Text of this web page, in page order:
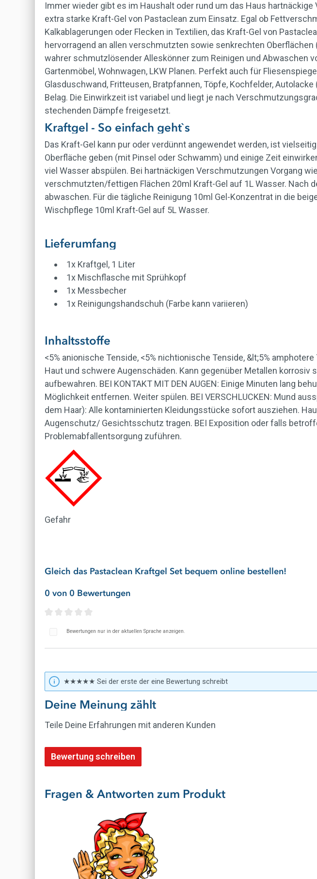
Immer wieder gibt es im Haushalt oder rund um das Haus
extra starke Kraft-Gel von Pastaclean zum Einsatz. Egal ob
Kalkablagerungen oder Flecken in Textilien, das Kraft-Gel von
hervorragend an allen verschmutzten sowie senkrechten
wahrer schmutzlösender Alleskönner zum Reinigen und Abwaschen
Gartenmöbel, Wohnwagen, LKW Planen. Perfekt auch für
Glasduschwand, Fritteusen, Bratpfannen, Töpfe, Kochfelder,
Belag. Die Einwirkzeit ist variabel und liegt je nach
stechenden Dämpfe freigesetzt.
Kraftgel - So einfach geht`s
Das Kraft-Gel kann pur oder verdünnt angewendet werden, ist
Oberfläche geben (mit Pinsel oder Schwamm) und einige Zeit
viel Wasser abspülen. Bei hartnäckigen Verschmutzungen Vorgang
verschmutzten/fettigen Flächen 20ml Kraft-Gel auf 1L Wasser. Nach
abwaschen. Für die tägliche Reinigung 10ml Gel-Konzentrat in die
Wischpflege 10ml Kraft-Gel auf 5L Wasser.
Lieferumfang
1x Kraftgel, 1 Liter
1x Mischflasche mit Sprühkopf
1x Messbecher
1x Reinigungshandschuh (Farbe kann variieren)
Inhaltsstoffe
<5% anionische Tenside, <5% nichtionische Tenside, &lt;5%
Haut und schwere Augenschäden. Kann gegenüber Metallen korrosiv
aufbewahren. BEI KONTAKT MIT DEN AUGEN: Einige Minuten lang
Möglichkeit entfernen. Weiter spülen. BEI VERSCHLUCKEN: Mund
dem Haar): Alle kontaminierten Kleidungsstücke sofort ausziehen.
Augenschutz/ Gesichtsschutz tragen. BEI Exposition oder falls
Problemabfallentsorgung zuführen.
Gefahr
Gleich das Pastaclean Kraftgel Set bequem online bestellen!
0 von 0 Bewertungen
Durchschnittliche Bewertung von 0 von 5 Sternen
Bewertungen nur in der aktuellen Sprache anzeigen.
★★★★★ Sei der erste der eine Bewertung schreibt
Deine Meinung zählt
Teile Deine Erfahrungen mit anderen Kunden
Bewertung schreiben
Fragen & Antworten zum Produkt